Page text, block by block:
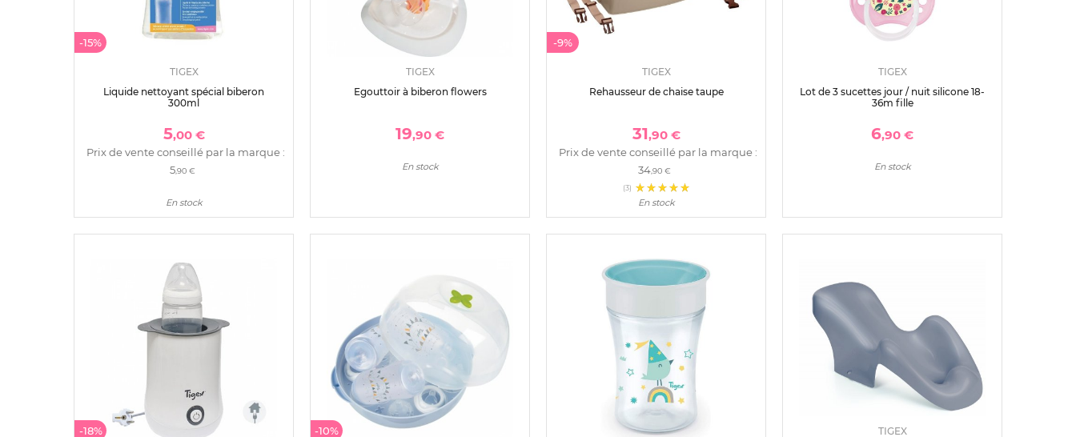
-15%
TIGEX
Liquide nettoyant spécial biberon
300ml
5,00 €
Prix de vente conseillé par la marque :
5,90 €
En stock
TIGEX
Egouttoir à biberon flowers
19,90 €
En stock
-9%
TIGEX
Rehausseur de chaise taupe
31,90 €
Prix de vente conseillé par la marque :
34,90 €
(3)
En stock
TIGEX
Lot de 3 sucettes jour / nuit silicone 18-
36m fille
6,90 €
En stock
-18% -10% TIGEX